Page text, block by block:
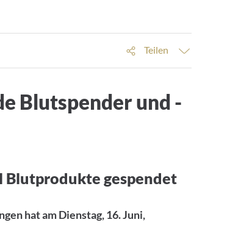
Teilen
Blutspender und -
Blutprodukte gespendet
hat am Dienstag, 16. Juni,